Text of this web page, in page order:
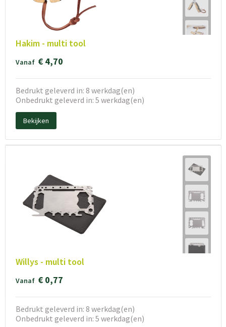
Hakim - multi tool
Vanaf € 4,70
Bedrukt geleverd in: 8 werkdag(en)
Onbedrukt geleverd in: 5 werkdag(en)
Bekijken
Willys - multi tool
Vanaf € 0,77
Bedrukt geleverd in: 8 werkdag(en)
Onbedrukt geleverd in: 5 werkdag(en)